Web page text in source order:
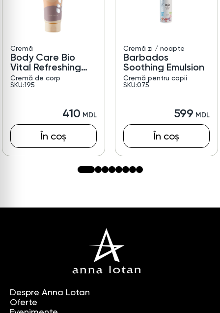
Cremă
Body Care Bio
Vital Refreshing
Body Lotion
Cremă de corp
SKU:195
410
În coș
Cremă zi / noapte
Barbados
Soothing Emulsion
Cremă pentru copii
SKU:075
599
În coș
Despre Anna Lotan
Oferte